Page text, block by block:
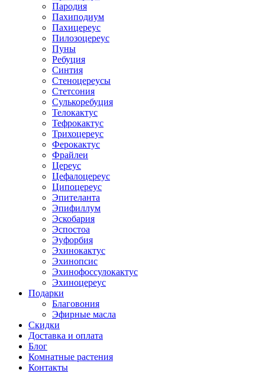
Пародия
Пахиподиум
Пахицереус
Пилозоцереус
Пуны
Ребуция
Синтия
Стеноцереусы
Стетсония
Сулькоребуция
Телокактус
Тефрокактус
Трихоцереус
Ферокактус
Фрайлеи
Цереус
Цефалоцереус
Ципоцереус
Эпителанта
Эпифиллум
Эскобария
Эспостоа
Эуфорбия
Эхинокактус
Эхинопсис
Эхинофоссулокактус
Эхиноцереус
Подарки
Благовония
Эфирные масла
Скидки
Доставка и оплата
Блог
Комнатные растения
Контакты